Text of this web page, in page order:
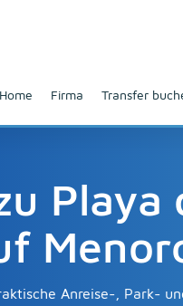
Home Firma Transfer
Playa
Anreise-, Park-